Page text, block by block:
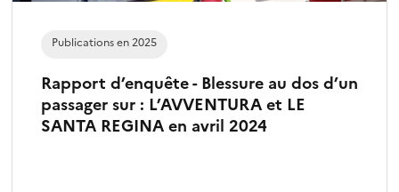
Rapport d’enquête - Blessure au dos d’un
passager sur : L’AVVENTURA et LE
SANTA REGINA en avril 2024
Publications en 2025